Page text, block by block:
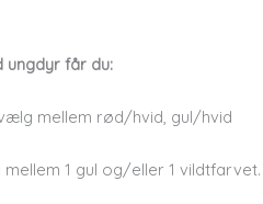
ungdyr får du:
mellem rød/hvid, gul/hvid
1 gul og/eller 1 vildtfarvet.